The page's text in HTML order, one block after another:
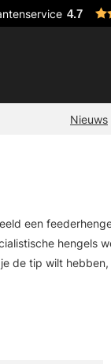
4.7
Nieuws
een
hengels
de tip wilt